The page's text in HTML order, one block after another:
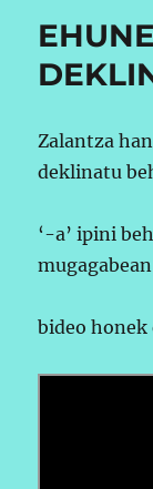
Zalantza
deklinatu
‘-a’ ipini
bideo honek